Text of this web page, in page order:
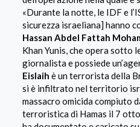
«Durante la notte, le IDF e
sicurezza israeliana] hanno
Hassan Abdel Fattah
Khan Yunis, che opera sotto
giornalista e possiede
Eislaih è un terrorista della
si è infiltrato nel territorio
massacro omicida compiuto
terroristica di Hamas il 7